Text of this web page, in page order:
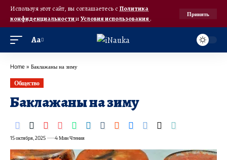
Используя этот сайт, вы соглашаетесь с Политика
конфиденциальностииУсловия использования.
Принять
Аа
Home » Баклажаны на зиму
Общество
Баклажаны на зиму
15 октября, 2025 4 Мин Чтения